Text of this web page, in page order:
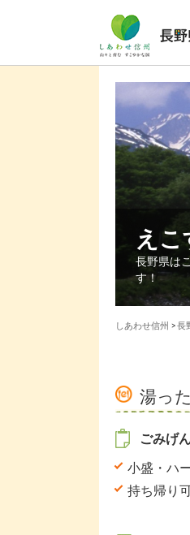
えこ
長野県は
す！
しあわせ信州 >長
湯っ
ごみげ
小盛・ハ
持ち帰り